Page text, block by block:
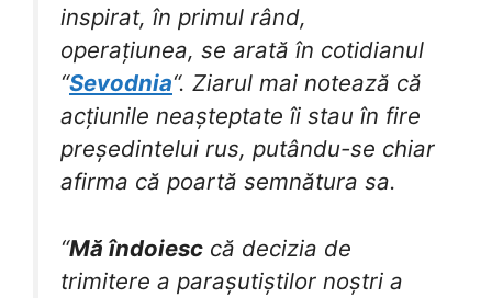
inspirat, în primul rând,
operațiunea, se arată în cotidianul
“Sevodnia“. Ziarul mai notează că
acțiunile neașteptate îi stau în fire
președintelui rus, putându-se chiar
afirma că poartă semnătura sa.
“Mă îndoiesc că decizia de
trimitere a parașutiștilor noștri a